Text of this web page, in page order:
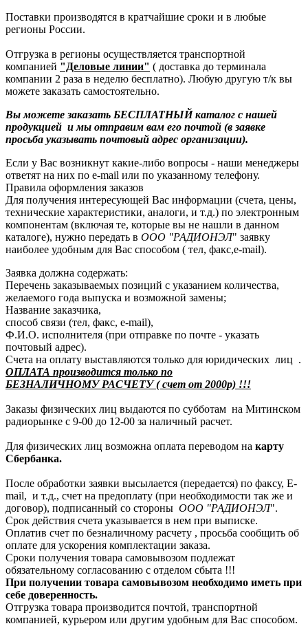
Поставки производятся в кратчайшие сроки и в любые
регионы России.
Отгрузка в регионы осуществляется транспортной
компанией "Деловые линии" ( доставка до терминала
компании 2 раза в неделю бесплатно). Любую другую т/к вы
можете заказать самостоятельно.
Вы можете заказать БЕСПЛАТНЫЙ каталог с нашей
продукцией и мы отправим вам его почтой (в заявке
просьба указывать почтовый адрес организации).
Если у Вас возникнут какие-либо вопросы - наши менеджеры
ответят на них по e-mail или по указанному телефону.
Правила оформления заказов
Для получения интересующей Вас информации (счета, цены,
технические характеристики, аналоги, и т.д.) по электронным
компонентам (включая те, которые вы не нашли в данном
каталоге), нужно передать в ООО "РАДИОНЭЛ" заявку
наиболее удобным для Вас способом ( тел, факс,e-mail).
Заявка должна содержать:
Перечень заказываемых позиций с указанием количества,
желаемого года выпуска и возможной замены;
Название заказчика,
способ связи (тел, факс, e-mail),
Ф.И.О. исполнителя (при отправке по почте - указать
почтовый адрес).
Счета на оплату выставляются только для юридических лиц .
ОПЛАТА производится только по
БЕЗНАЛИЧНОМУ РАСЧЕТУ ( счет от 2000р) !!!
Заказы физических лиц выдаются по субботам на Митинском
радиорынке с 9-00 до 12-00 за наличный расчет.
Для физических лиц возможна оплата переводом на карту
Сбербанка.
После обработки заявки высылается (передается) по факсу, E-
mail, и т.д., счет на предоплату (при необходимости так же и
договор), подписанный со стороны ООО "РАДИОНЭЛ".
Срок действия счета указывается в нем при выписке.
Оплатив счет по безналичному расчету , просьба сообщить об
оплате для ускорения комплектации заказа.
Сроки получения товара самовывозом подлежат
обязательному согласованию с отделом сбыта !!!
При получении товара самовывозом необходимо иметь при
себе доверенность.
Отгрузка товара производится почтой, транспортной
компанией, курьером или другим удобным для Вас способом.